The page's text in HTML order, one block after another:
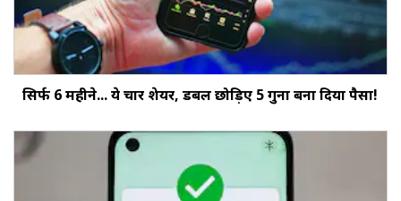
सिर्फ 6 महीने... ये चार शेयर, डबल छोड़‍िए 5 गुना बना दिया पैसा!